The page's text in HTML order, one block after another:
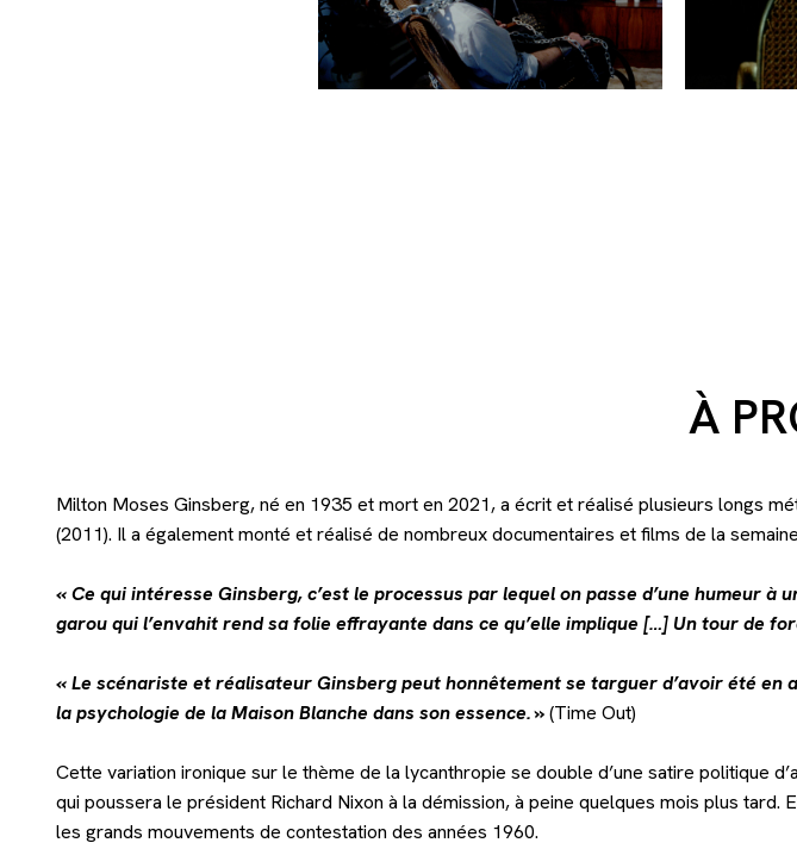
À
Milton Moses Ginsberg, né en 1935 et mort en 2021, a écrit et réalisé plusieurs longs
(2011). Il a également monté et réalisé de nombreux documentaires et films de la
« Ce qui intéresse Ginsberg, c’est le processus par lequel on passe d’une humeur
garou qui l’envahit rend sa folie effrayante dans ce qu’elle implique […] Un tour de
« Le scénariste et réalisateur Ginsberg peut honnêtement se targuer d’avoir été
la psychologie de la Maison Blanche dans son essence. »(Time Out)
Cette variation ironique sur le thème de la lycanthropie se double d’une satire politique
qui poussera le président Richard Nixon à la démission, à peine quelques mois plus
les grands mouvements de contestation des années 1960.